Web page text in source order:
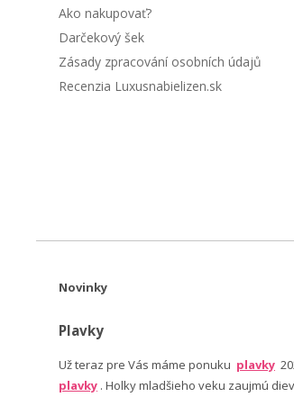
Ako nakupovať?
Darčekový šek
Zásady zpracování osobních údajů
Recenzia Luxusnabielizen.sk
Novinky
Plavky
Už teraz pre Vás máme ponuku plavky
plavky . Holky mladšieho veku zaujmú